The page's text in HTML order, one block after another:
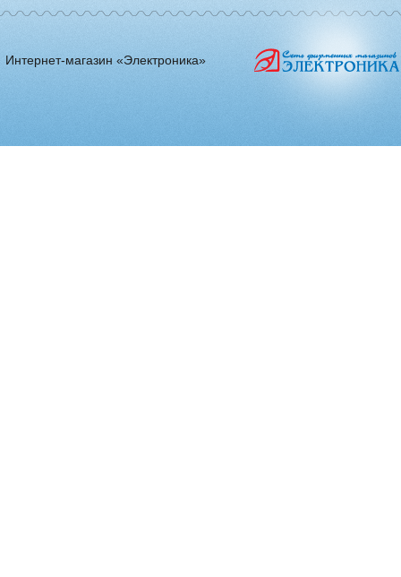
Интернет-магазин «Электроника»